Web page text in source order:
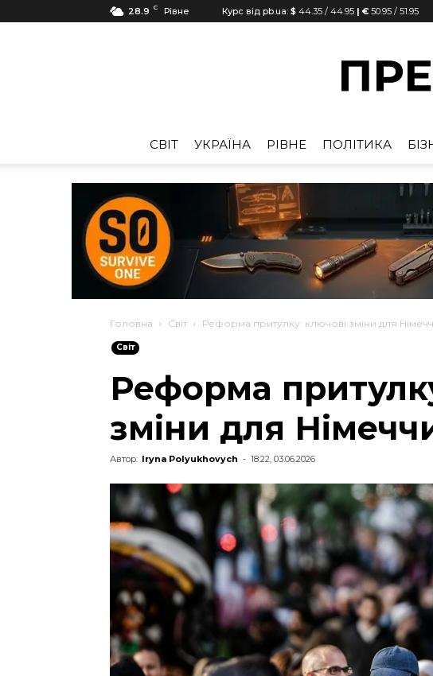
28.9 C Рівне Курс від pb.ua: $ 44.35 / 44.95 | € 50.95 / 51.95
CВІТ УКРАЇНА РІВНЕ ПОЛІТИКА
Головна Cвіт Реформа притулку: ключові зміни для
Cвіт
Реформа
зміни для
Автор: Iryna Polyukhovych - 18:22, 03.06.2026